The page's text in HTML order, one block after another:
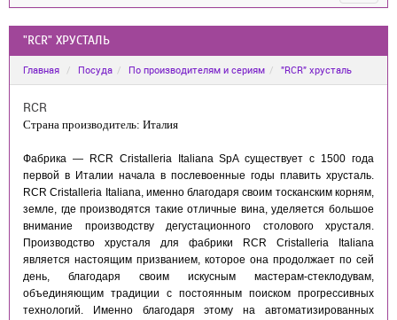
"RCR" ХРУСТАЛЬ
Главная Посуда По производителям и сериям "RCR" хрусталь
RCR
Страна производитель: Италия
Фабрика — RCR Cristalleria Italiana SpA существует с 1500 года
первой в Италии начала в послевоенные годы плавить хрусталь.
RCR Cristalleria Italiana, именно благодаря своим тосканским корням,
земле, где производятся такие отличные вина, уделяется большое
внимание производству дегустационного столового хрусталя.
Производство хрусталя для фабрики RCR Cristalleria Italiana
является настоящим призванием, которое она продолжает по сей
день, благодаря своим искусным
мастерам-стеклодувам,
объединяющим традиции с постоянным поиском прогрессивных
технологий. Именно благодаря этому на автоматизированных